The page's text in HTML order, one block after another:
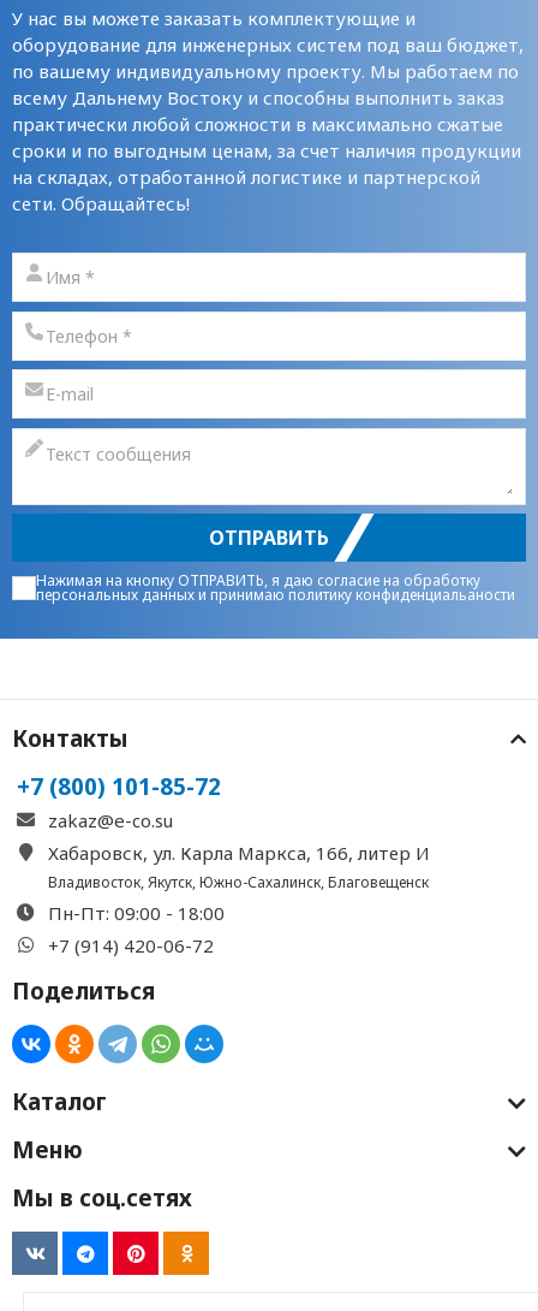
У нас вы можете заказать комплектующие и
оборудование для инженерных систем под ваш бюджет,
по вашему индивидуальному проекту. Мы работаем по
всему Дальнему Востоку и способны выполнить заказ
практически любой сложности в максимально сжатые
сроки и по выгодным ценам, за счет наличия продукции
на складах, отработанной логистике и партнерской
сети. Обращайтесь!
ОТПРАВИТЬ
Нажимая на кнопку ОТПРАВИТЬ, я даю согласие на обработку
персональных данныхи принимаюполитику конфиденциальаности
Контакты
+7 (800) 101-85-72
zakaz@e-co.su
Хабаровск, ул. Карла Маркса, 166, литер И
Владивосток,Якутск,Южно-Сахалинск,Благовещенск
Пн-Пт: 09:00 - 18:00
+7 (914) 420-06-72
Поделиться
Каталог
Меню
Мы в соц.сетях